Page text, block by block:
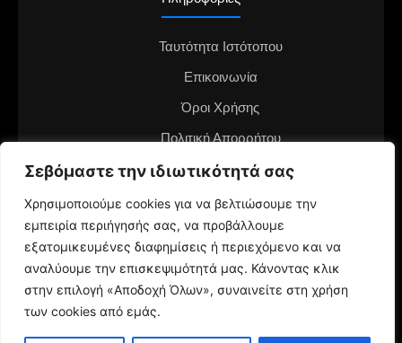
Σεβόμαστε την ιδιωτικότητά σας
Χρησιμοποιούμε cookies για να βελτιώσουμε την
εμπειρία περιήγησής σας, να προβάλλουμε
εξατομικευμένες διαφημίσεις ή περιεχόμενο και να
αναλύουμε την επισκεψιμότητά μας. Κάνοντας κλικ
στην επιλογή «Αποδοχή Όλων», συναινείτε στη χρήση
των cookies από εμάς.
Ταυτότητα Ιστότοπου
Επικοινωνία
Όροι Χρήσης
Πολιτική Απορρήτου
Διαφημιστείτε στο notianea.gr
Γίνε ο ανταποκριτής στην περιοχή σου
© 2024 NotiaNea.gr | Maintained by